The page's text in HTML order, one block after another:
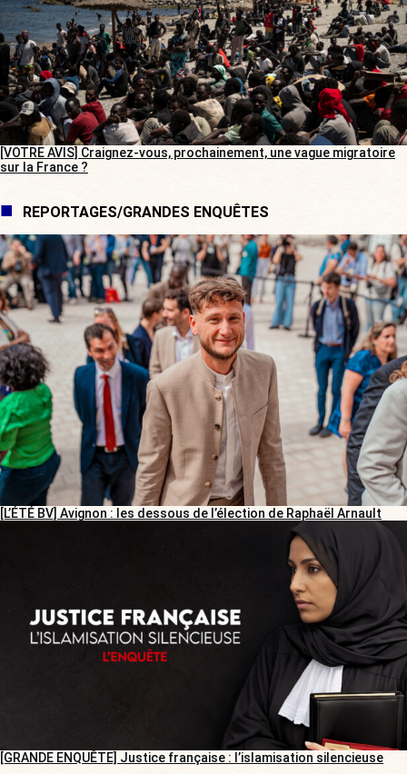
[VOTRE AVIS] Craignez-vous, prochainement, une vague migratoire
sur la France ?
REPORTAGES/GRANDES ENQUÊTES
[L’ÉTÉ BV] Avignon : les dessous de l’élection de Raphaël Arnault
[GRANDE ENQUÊTE] Justice française : l’islamisation silencieuse